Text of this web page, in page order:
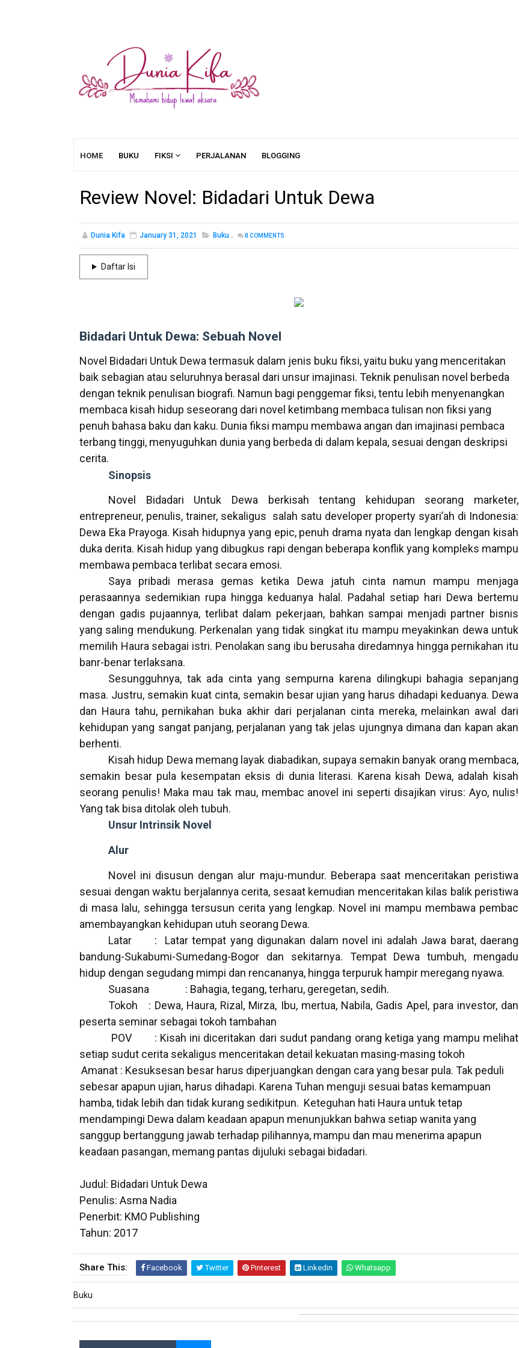
HOME BUKU FIKSI PERJALANAN BLOGGING
Review Novel: Bidadari Untuk Dewa
Dunia Kifa January 31, 2021 Buku , 0COMMENTS
Daftar Isi
Bidadari Untuk Dewa: Sebuah Novel
Novel Bidadari Untuk Dewa termasuk dalam jenis buku fiksi, yaitu buku yang menceritakan
baik sebagian atau seluruhnya berasal dari unsur imajinasi. Teknik penulisan novel berbeda
dengan teknik penulisan biografi. Namun bagi penggemar fiksi, tentu lebih menyenangkan
membaca kisah hidup seseorang dari novel ketimbang membaca tulisan non fiksi yang
penuh bahasa baku dan kaku. Dunia fiksi mampu membawa angan dan imajinasi pembaca
terbang tinggi, menyuguhkan dunia yang berbeda di dalam kepala, sesuai dengan deskripsi
cerita.
Sinopsis
Novel Bidadari Untuk Dewa berkisah tentang kehidupan seorang marketer,
entrepreneur, penulis, trainer, sekaligus salah satu developer property syari’ah di Indonesia:
Dewa Eka Prayoga. Kisah hidupnya yang epic, penuh drama nyata dan lengkap dengan kisah
duka derita. Kisah hidup yang dibugkus rapi dengan beberapa konflik yang kompleks mampu
membawa pembaca terlibat secara emosi.
Saya pribadi merasa gemas ketika Dewa jatuh cinta namun mampu menjaga
perasaannya sedemikian rupa hingga keduanya halal. Padahal setiap hari Dewa bertemu
dengan gadis pujaannya, terlibat dalam pekerjaan, bahkan sampai menjadi partner bisnis
yang saling mendukung. Perkenalan yang tidak singkat itu mampu meyakinkan dewa untuk
memilih Haura sebagai istri. Penolakan sang ibu berusaha diredamnya hingga pernikahan itu
banr-benar terlaksana.
Sesungguhnya, tak ada cinta yang sempurna karena dilingkupi bahagia sepanjang
masa. Justru, semakin kuat cinta, semakin besar ujian yang harus dihadapi keduanya. Dewa
dan Haura tahu, pernikahan buka akhir dari perjalanan cinta mereka, melainkan awal dari
kehidupan yang sangat panjang, perjalanan yang tak jelas ujungnya dimana dan kapan akan
berhenti.
Kisah hidup Dewa memang layak diabadikan, supaya semakin banyak orang membaca,
semakin besar pula kesempatan eksis di dunia literasi. Karena kisah Dewa, adalah kisah
seorang penulis! Maka mau tak mau, membac anovel ini seperti disajikan virus: Ayo, nulis!
Yang tak bisa ditolak oleh tubuh.
Unsur Intrinsik Novel
Alur
Novel ini disusun dengan alur maju-mundur. Beberapa saat menceritakan peristiwa
sesuai dengan waktu berjalannya cerita, sesaat kemudian menceritakan kilas balik peristiwa
di masa lalu, sehingga tersusun cerita yang lengkap. Novel ini mampu membawa pembac
amembayangkan kehidupan utuh seorang Dewa.
Latar : Latar tempat yang digunakan dalam novel ini adalah Jawa barat, daerang
bandung-Sukabumi-Sumedang-Bogor dan sekitarnya. Tempat Dewa tumbuh, mengadu
hidup dengan segudang mimpi dan rencananya, hingga terpuruk hampir meregang nyawa.
Suasana : Bahagia, tegang, terharu, geregetan, sedih.
Tokoh : Dewa, Haura, Rizal, Mirza, Ibu, mertua, Nabila, Gadis Apel, para investor, dan
peserta seminar sebagai tokoh tambahan
POV : Kisah ini diceritakan dari sudut pandang orang ketiga yang mampu melihat
setiap sudut cerita sekaligus menceritakan detail kekuatan masing-masing tokoh
Amanat : Kesuksesan besar harus diperjuangkan dengan cara yang besar pula. Tak peduli
sebesar apapun ujian, harus dihadapi. Karena Tuhan menguji sesuai batas kemampuan
hamba, tidak lebih dan tidak kurang sedikitpun. Keteguhan hati Haura untuk tetap
mendampingi Dewa dalam keadaan apapun menunjukkan bahwa setiap wanita yang
sanggup bertanggung jawab terhadap pilihannya, mampu dan mau menerima apapun
keadaan pasangan, memang pantas dijuluki sebagai bidadari.
Judul: Bidadari Untuk Dewa
Penulis: Asma Nadia
Penerbit: KMO Publishing
Tahun: 2017
Share This: Facebook Twitter Pinterest Linkedin Whatsapp
Buku